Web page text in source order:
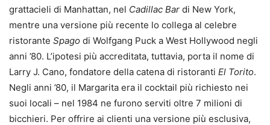
grattacieli di Manhattan, nel Cadillac Bar di New York,
mentre una versione più recente lo collega al celebre
ristorante Spago di Wolfgang Puck a West Hollywood negli
anni ’80. L’ipotesi più accreditata, tuttavia, porta il nome di
Larry J. Cano, fondatore della catena di ristoranti El Torito.
Negli anni ’80, il Margarita era il cocktail più richiesto nei
suoi locali – nel 1984 ne furono serviti oltre 7 milioni di
bicchieri. Per offrire ai clienti una versione più esclusiva,